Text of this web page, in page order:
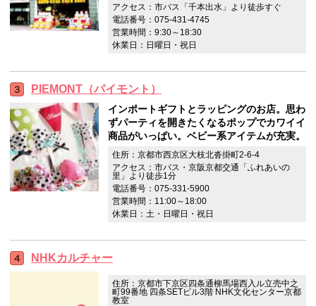
アクセス：市バス「千本出水」より徒歩すぐ
電話番号：075-431-4745
営業時間：9:30～18:30
休業日：日曜日・祝日
PIEMONT（パイモント）
インポートギフトとラッピングのお店。思わ
ずパーティを開きたくなるポップでカワイイ
商品がいっぱい。ベビー系アイテムが充実。
住所：京都市西京区大枝北沓掛町2-6-4
アクセス：市バス・京阪京都交通「ふれあいの
里」より徒歩1分
電話番号：075-331-5900
営業時間：11:00～18:00
休業日：土・日曜日・祝日
NHKカルチャー
住所：京都市下京区四条通柳馬場西入ル立売中之
町99番地 四条SETビル3階 NHK文化センター京都
教室